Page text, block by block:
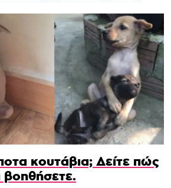
κουτάβια; Δείτε πώς
βοηθήσετε.